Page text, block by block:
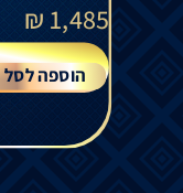
1,485
₪
הוספה לסל